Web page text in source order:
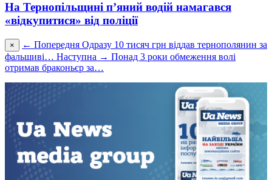
На Тернопільщині п’яний водій намагався
«відкупитися» від поліції
× ← Попередня Одразу 10 тисяч грн віддав тернополянин за
фальшиві… Наступна → Понад 3 роки обмеження волі
отримав браконьєр за…